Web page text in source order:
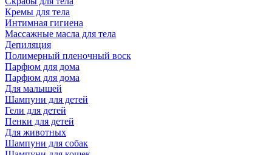
Кремы для тела
Интимная гигиена
Массажные масла для тела
Депиляция
Полимерный пленочный воск
Парфюм для дома
Парфюм для дома
Для малышей
Шампуни для детей
Гели для детей
Пенки для детей
Для животных
Шампуни для собак